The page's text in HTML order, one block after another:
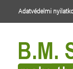
Adatvédelmi